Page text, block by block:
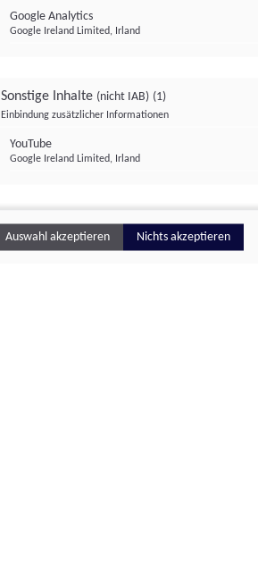
Google Analytics
Google Ireland Limited, Irland
Sonstige Inhalte (nicht IAB) (1)
Einbindung zusätzlicher Informationen
YouTube
Google Ireland Limited, Irland
Auswahl akzeptieren Nichts akzeptieren